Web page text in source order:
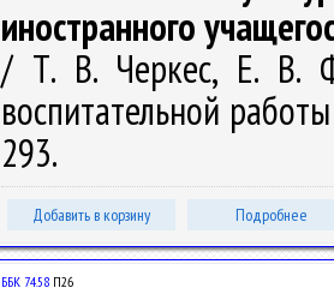
иностранного
/ Т. В. Черкес, Е. В.
воспитательной
293.
Добавить в корзину Подробнее
ББК 74.58 П26